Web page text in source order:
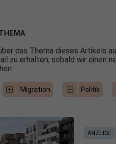
das Thema dieses Artikels
zu erhalten, sobald wir einen
Migration Politik
ANZEIGE